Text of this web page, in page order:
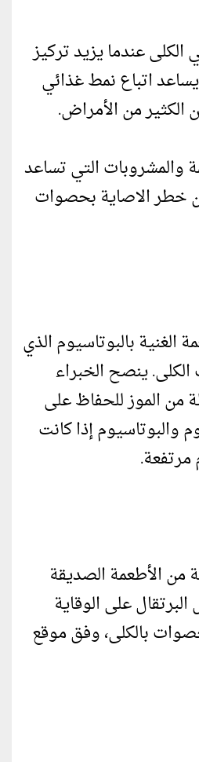
عندما يزيد تركيز
اتباع نمط غذائي
من الأمراض.
والمشروبات التي تساعد
خطر الاصاية بحصوات
الغنية بالبوتاسيوم الذي
ينصح الخبراء
من الموز للحفاظ على
والبوتاسيوم إذا كانت
من الأطعمة الصديقة
على الوقاية
بالكلى، وفق موقع